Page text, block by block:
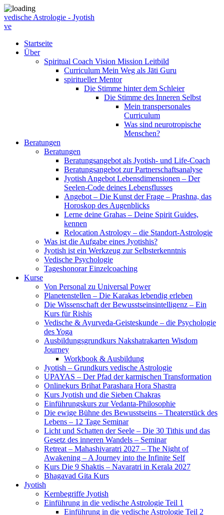
vedische Astrologie - Jyotish
ve
Startseite
Über
Spiritual Coach Vision Mission Leitbild
Curriculum Mein Weg als Jāti Guru
spiritueller Mentor
Die Stimme hinter dem Schleier
Die Stimme des Inneren Selbst
Mein transpersonales
Curriculum
Was sind neurotropische
Menschen?
Beratungen
Beratungen
Beratungsangebot als Jyotish- und Life-Coach
Beratungsangebot zur Partnerschaftsanalyse
Jyotish Angebot Lebensdimensionen – Der
Seelen-Code deines Lebensflusses
Angebot – Die Kunst der Frage – Prashna, das
Horoskop des Augenblicks
Lerne deine Grahas – Deine Spirit Guides,
kennen
Relocation Astrology – die Standort-Astrologie
Was ist die Aufgabe eines Jyotishis?
Jyotish ist ein Werkzeug zur Selbsterkenntnis
Vedische Psychologie
Tageshonorar Einzelcoaching
Kurse
Von Personal zu Universal Power
Planetenstellen – Die Karakas lebendig erleben
Die Wissenschaft der Bewusstseinsintelligenz – Ein
Kurs für Rishis
Vedische & Ayurveda-Geisteskunde – die Psychologie
des Yoga
Ausbildungsgrundkurs Nakshatrakarten Wisdom
Journey
Workbook & Ausbildung
Jyotish – Grundkurs vedische Astrologie
UPAYAS – Der Pfad der karmischen Transformation
Onlinekurs Brihat Parashara Hora Shastra
Kurs Jyotish und die Sieben Chakras
Einführungskurs zur Vedanta-Philosophie
Die ewige Bühne des Bewusstseins – Theaterstück des
Lebens – 12 Tage Seminar
Licht und Schatten der Seele – Die 30 Tithis und das
Gesetz des inneren Wandels – Seminar
Retreat – Mahashivaratri 2027 – The Night of
Awakening – A Journey into the Infinite Self
Kurs Die 9 Shaktis – Navaratri in Kerala 2027
Bhagavad Gita Kurs
Jyotish
Kernbegriffe Jyotish
Einführung in die vedische Astrologie Teil 1
Einführung in die vedische Astrologie Teil 2